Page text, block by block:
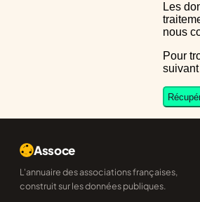
Les données entrées dans le formulaire sont uniquement inscrites dans le CERFA généré, elles ne font l'objet d'aucun autre
nous
Pour trouver le greffe des associations auquel vous devrez ensuite envoyer le CERFA completé, reportez-vous sur l'annuaire
suivant
Assoce
L'annuaire des associations françaises,
construit sur les données publiques.